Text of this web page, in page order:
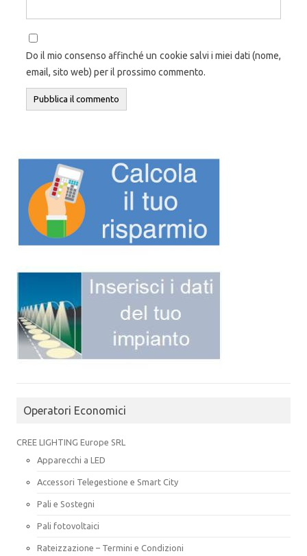
Do il mio consenso affinché un cookie salvi i miei dati (nome,
email, sito web) per il prossimo commento.
Operatori Economici
CREE LIGHTING Europe SRL
Apparecchi a LED
Accessori Telegestione e Smart City
Pali e Sostegni
Pali fotovoltaici
Rateizzazione – Termini e Condizioni